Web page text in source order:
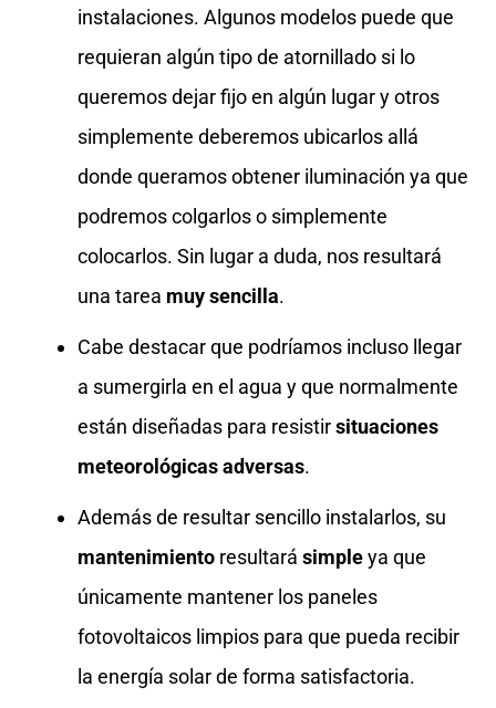
instalaciones. Algunos modelos puede que
requieran algún tipo de atornillado si lo
queremos dejar fijo en algún lugar y otros
simplemente deberemos ubicarlos allá
donde queramos obtener iluminación ya que
podremos colgarlos o simplemente
colocarlos. Sin lugar a duda, nos resultará
una tarea muy sencilla.
Cabe destacar que podríamos incluso llegar
a sumergirla en el agua y que normalmente
están diseñadas para resistirsituaciones
meteorológicas adversas.
Además de resultar sencillo instalarlos, su
mantenimiento resultará simpleya que
únicamente mantener los paneles
fotovoltaicos limpios para que pueda recibir
la energía solar de forma satisfactoria.